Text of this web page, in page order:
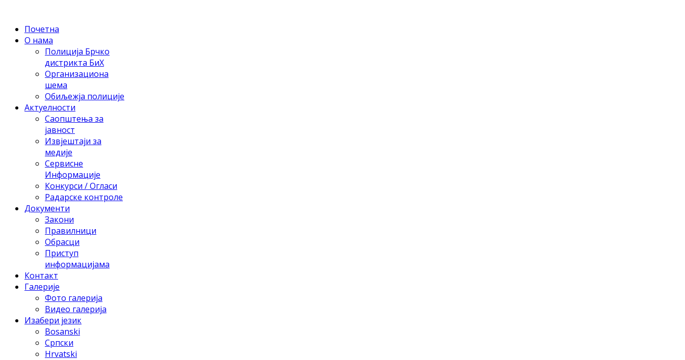
Почетна
О нама
Полиција Брчко
дистрикта БиХ
Организациона
шема
Обиљежја полиције
Актуелности
Саопштења за
јавност
Извјештаји за
медије
Сервисне
Информације
Конкурси / Огласи
Радарске контроле
Документи
Закони
Правилници
Обрасци
Приступ
информацијама
Контакт
Галерије
Фото галерија
Видео галерија
Изабери језик
Bosanski
Српски
Hrvatski